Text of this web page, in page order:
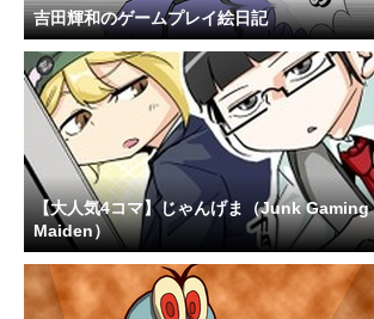
吉田輝和のゲームプレイ絵日記
【大人気4コマ】じゃんげま（Junk Gaming
Maiden）